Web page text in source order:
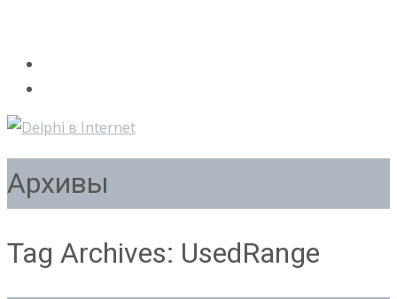
Архивы
Tag Archives: UsedRange